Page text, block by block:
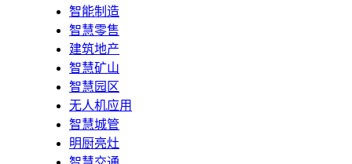
智能制造
智慧零售
建筑地产
智慧矿山
智慧园区
无人机应用
智慧城管
明厨亮灶